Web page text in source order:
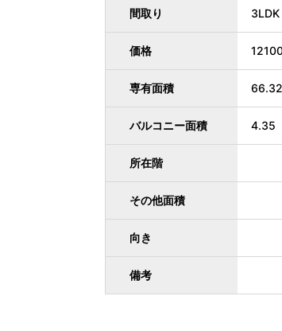
間取り 3LDK
価格
専有面積 66.32
バルコニー面積 4.35
所在階
その他面積
向き
備考